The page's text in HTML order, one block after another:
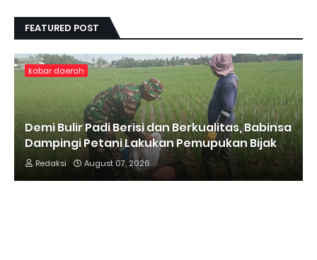
FEATURED POST
kabar daerah
Demi Bulir Padi Berisi dan Berkualitas, Babinsa
Dampingi Petani Lakukan Pemupukan Bijak
Redaksi August 07, 2026